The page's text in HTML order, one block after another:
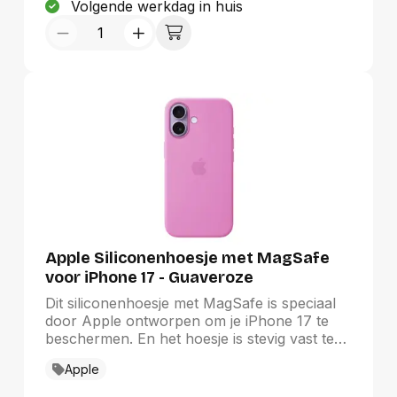
oppervlak voor meer grip, geïntegreerde
MagSafe-magneten en ingebouwde
Volgende werkdag in huis
Apple Siliconenhoesje met MagSafe
voor iPhone 17 - Guaveroze
Dit siliconen­hoesje met MagSafe is speciaal
door Apple ontworpen om je iPhone 17 te
beschermen. En het hoesje is stevig vast te
iPhone makkelijk handsfree kunt dragen.Het
Apple